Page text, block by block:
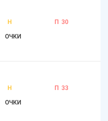
Н П 30
ОЧКИ
Н П 33
ОЧКИ